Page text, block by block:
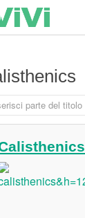
parte del titolo